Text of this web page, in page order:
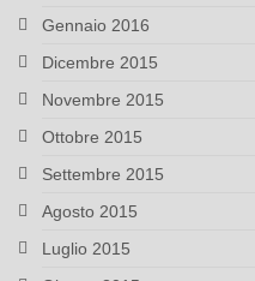
Gennaio 2016
Dicembre 2015
Novembre 2015
Ottobre 2015
Settembre 2015
Agosto 2015
Luglio 2015